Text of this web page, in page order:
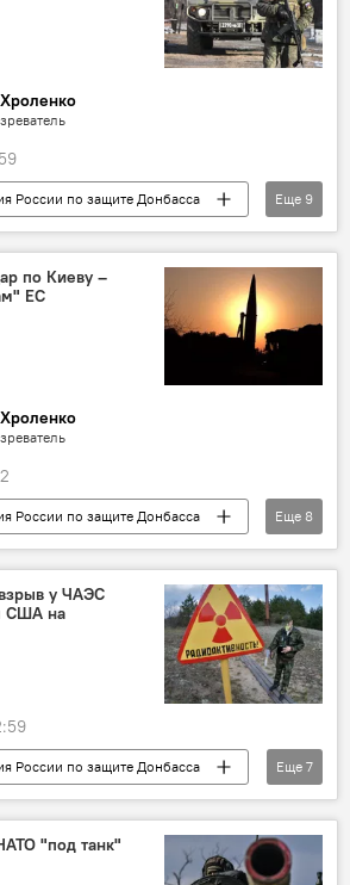
России по защите Донбасса
ВСУ
Украина
Пентагон
Сумы
Еще 9
по Киеву –
ЕС
России по защите Донбасса
США
Ракетный удар
ПВО
Еще 8
у ЧАЭС
США на
России по защите Донбасса
СВО
США
Еще 7
"под танк"